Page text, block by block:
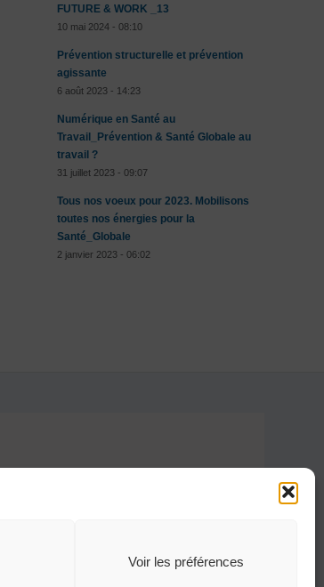
Voir les préférences
FUTURE & WORK _13
10 mai 2024 - 08:10
Prévention structurelle et prévention
agissante
6 août 2023 - 14:23
Numérique en Santé au
Travail_Prévention & Santé Globale au
travail ?
31 juillet 2023 - 09:07
Tous nos voeux pour 2023. Mobilisons
toutes nos énergies pour la
Santé_Globale
2 janvier 2023 - 06:02